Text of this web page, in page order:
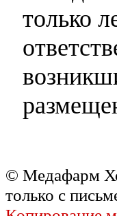
только
© Медафарм
только с